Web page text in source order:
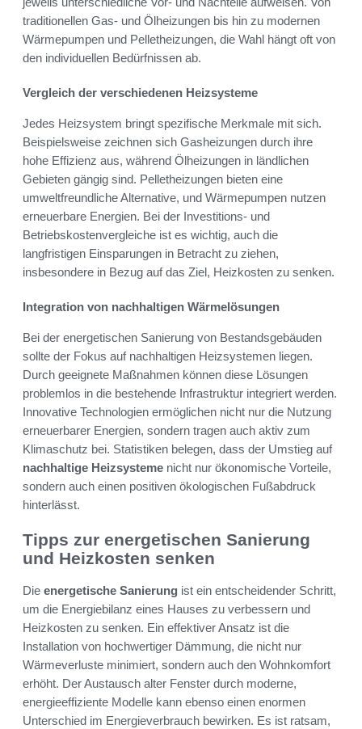
traditionellen Gas- und Ölheizungen bis hin zu modernen
Wärmepumpen und Pelletheizungen, die Wahl hängt oft von
den individuellen Bedürfnissen ab.
Vergleich der verschiedenen Heizsysteme
Jedes Heizsystem bringt spezifische Merkmale mit sich.
Beispielsweise zeichnen sich Gasheizungen durch ihre
hohe Effizienz aus, während Ölheizungen in ländlichen
Gebieten gängig sind. Pelletheizungen bieten eine
umweltfreundliche Alternative, und Wärmepumpen nutzen
erneuerbare Energien. Bei der Investitions- und
Betriebskostenvergleiche ist es wichtig, auch die
langfristigen Einsparungen in Betracht zu ziehen,
insbesondere in Bezug auf das Ziel, Heizkosten zu senken.
Integration von nachhaltigen Wärmelösungen
Bei der energetischen Sanierung von Bestandsgebäuden
sollte der Fokus auf nachhaltigen Heizsystemen liegen.
Durch geeignete Maßnahmen können diese Lösungen
problemlos in die bestehende Infrastruktur integriert werden.
Innovative Technologien ermöglichen nicht nur die Nutzung
erneuerbarer Energien, sondern tragen auch aktiv zum
Klimaschutz bei. Statistiken belegen, dass der Umstieg auf
nachhaltige Heizsysteme nicht nur ökonomische Vorteile,
sondern auch einen positiven ökologischen Fußabdruck
hinterlässt.
Tipps zur energetischen Sanierung
und Heizkosten senken
Die energetische Sanierung ist ein entscheidender Schritt,
um die Energiebilanz eines Hauses zu verbessern und
Heizkosten zu senken. Ein effektiver Ansatz ist die
Installation von hochwertiger Dämmung, die nicht nur
Wärmeverluste minimiert, sondern auch den Wohnkomfort
erhöht. Der Austausch alter Fenster durch moderne,
energieeffiziente Modelle kann ebenso einen enormen
Unterschied im Energieverbrauch bewirken. Es ist ratsam,